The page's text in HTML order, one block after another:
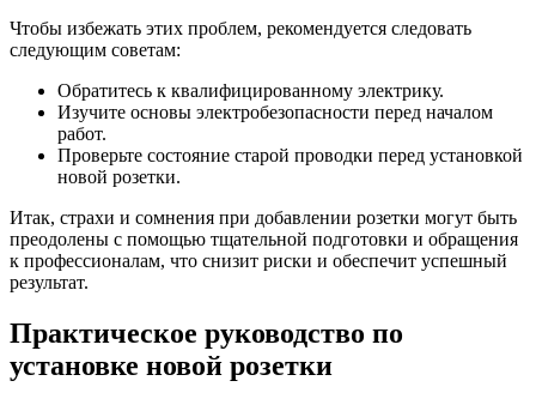
Чтобы избежать этих проблем, рекомендуется следовать
следующим советам:
Обратитесь к квалифицированному электрику.
Изучите основы электробезопасности перед началом
работ.
Проверьте состояние старой проводки перед установкой
новой розетки.
Итак, страхи и сомнения при добавлении розетки могут быть
преодолены с помощью тщательной подготовки и обращения
к профессионалам, что снизит риски и обеспечит успешный
результат.
Практическое руководство по
установке новой розетки